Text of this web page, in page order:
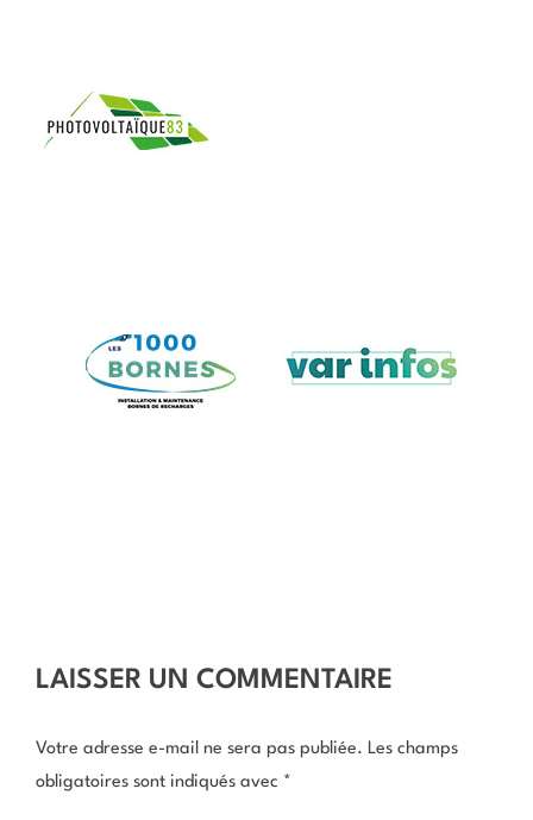
LAISSER UN COMMENTAIRE
Votre adresse e-mail ne sera pas publiée. Les champs
obligatoires sont indiqués avec *